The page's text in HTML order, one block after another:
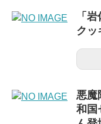
「
クッ
悪
和国